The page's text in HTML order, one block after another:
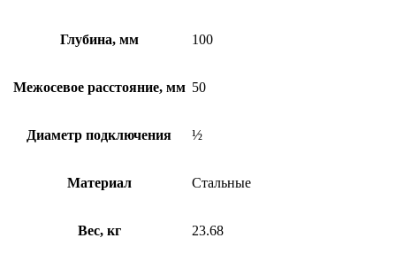
Глубина, мм 100
Межосевое расстояние, мм 50
Диаметр подключения ½
Материал Стальные
Вес, кг 23.68